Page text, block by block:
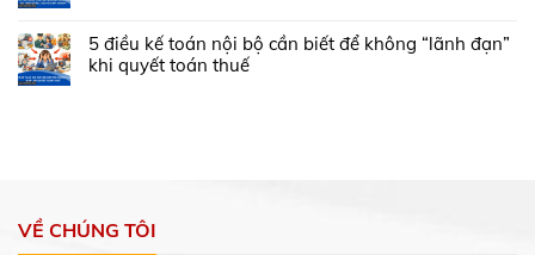
5 điều kế toán nội bộ cần biết để không “lãnh đạn”
khi quyết toán thuế
VỀ CHÚNG TÔI